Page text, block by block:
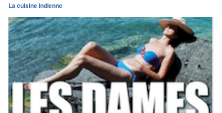
La cuisine indienne